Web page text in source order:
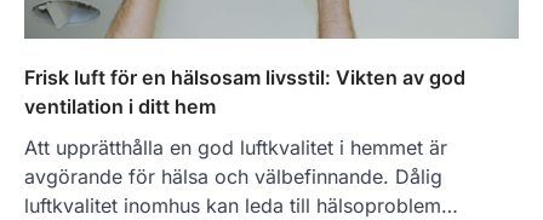
Frisk luft för en hälsosam livsstil: Vikten av god
ventilation i ditt hem
Att upprätthålla en god luftkvalitet i hemmet är
avgörande för hälsa och välbefinnande. Dålig
luftkvalitet inomhus kan leda till hälsoproblem…